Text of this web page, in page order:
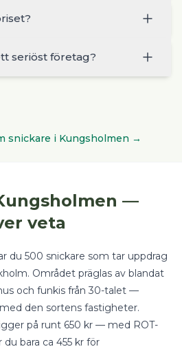
seriöst företag?
snickare i Kungsholmen →
—
veta
du 500 snickare som tar uppdrag
. Området präglas av blandat
och funkis från 30-talet —
den sortens fastigheter.
på runt 650 kr — med ROT-
du bara ca 455 kr för